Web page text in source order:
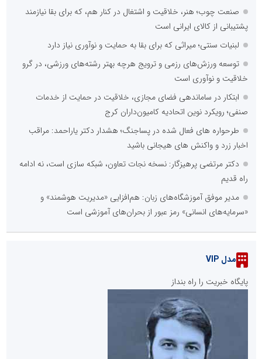
صنعت چوب؛ هنر، خلاقیت و اشتغال در کنار هم، که برای بقا نیازمند
پشتیبانی از کالای ایرانی است
لبنیات سنتی؛ میراثی که برای بقا به حمایت و نوآوری نیاز دارد
توسعه ورزش‌های رزمی و ترویج هرچه بهتر رشته‌های ورزشی، در گرو
خلاقیت و نوآوری است
ابتکار در ساماندهی فضای مجازی، خلاقیت در حمایت از خدمات
صنفی؛ رویکرد نوین اتحادیه کامیون‌داران کرج
طرحواره های فعال شده در پساجنگ؛ هشدار دکتر یاراحمد: مراقب
اخبار زرد و واکنش های هیجانی باشید
دکتر مرتضی پرهیزگار: نسخه نجات تعاون، شبکه سازی است، نه ادامه
راه قدیم
مدیر موفق آموزشگاه‌های زبان: هم‌افزایی «مدیریت هوشمند» و
«سرمایه‌های انسانی» رمز عبور از بحران‌های آموزشی است
مدل VIP
پایگاه خبریت را راه بنداز